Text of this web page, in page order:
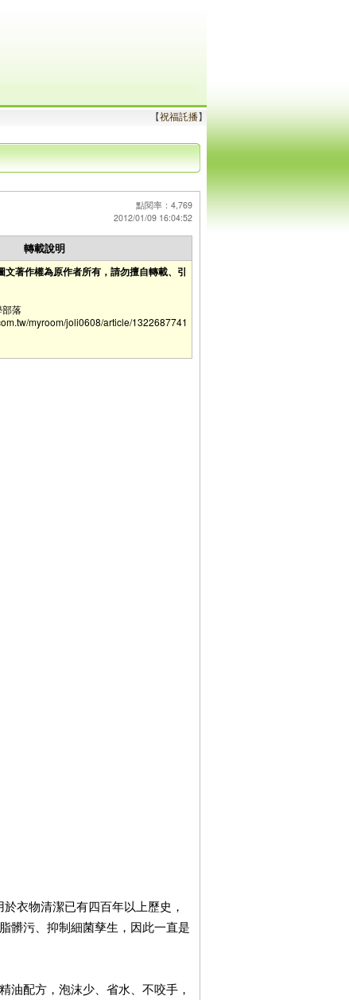
【祝福託播】
點閱率：4,769
2012/01/09 16:04:52
轉載說明
文著作權為原作者所有，請勿擅自轉載、引
落
myroom/joli0608/article/1322687741
衣物清潔已有四百年以上歷史，
髒污、抑制細菌孳生，因此一直是
油配方，泡沫少、省水、不咬手，